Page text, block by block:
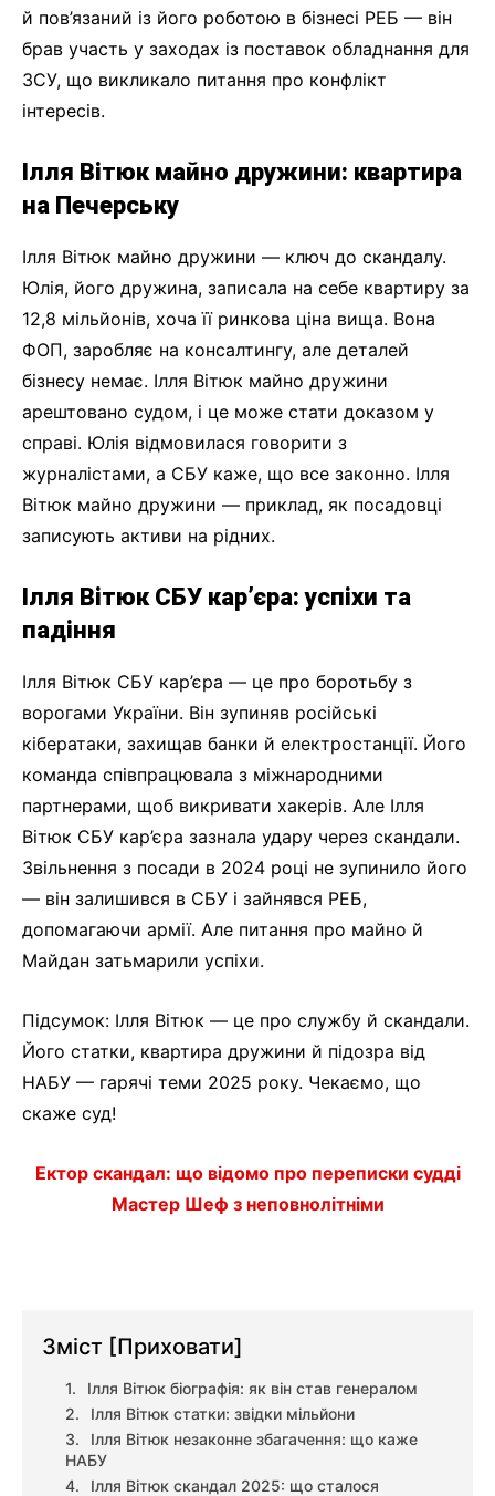
й пов’язаний із його роботою в бізнесі РЕБ — він
брав участь у заходах із поставок обладнання для
ЗСУ, що викликало питання про конфлікт
інтересів.
Ілля Вітюк майно дружини: квартира
на Печерську
Ілля Вітюк майно дружини — ключ до скандалу.
Юлія, його дружина, записала на себе квартиру за
12,8 мільйонів, хоча її ринкова ціна вища. Вона
ФОП, заробляє на консалтингу, але деталей
бізнесу немає. Ілля Вітюк майно дружини
арештовано судом, і це може стати доказом у
справі. Юлія відмовилася говорити з
журналістами, а СБУ каже, що все законно. Ілля
Вітюк майно дружини — приклад, як посадовці
записують активи на рідних.
Ілля Вітюк СБУ кар’єра: успіхи та
падіння
Ілля Вітюк СБУ кар’єра — це про боротьбу з
ворогами України. Він зупиняв російські
кібератаки, захищав банки й електростанції. Його
команда співпрацювала з міжнародними
партнерами, щоб викривати хакерів. Але Ілля
Вітюк СБУ кар’єра зазнала удару через скандали.
Звільнення з посади в 2024 році не зупинило його
— він залишився в СБУ і зайнявся РЕБ,
допомагаючи армії. Але питання про майно й
Майдан затьмарили успіхи.
Підсумок: Ілля Вітюк — це про службу й скандали.
Його статки, квартира дружини й підозра від
НАБУ — гарячі теми 2025 року. Чекаємо, що
скаже суд!
Ектор скандал: що відомо про переписки судді
Мастер Шеф з неповнолітніми
Зміст [Приховати]
Ілля Вітюк біографія: як він став генералом
Ілля Вітюк статки: звідки мільйони
Ілля Вітюк незаконне збагачення: що каже
НАБУ
Ілля Вітюк скандал 2025: що сталося